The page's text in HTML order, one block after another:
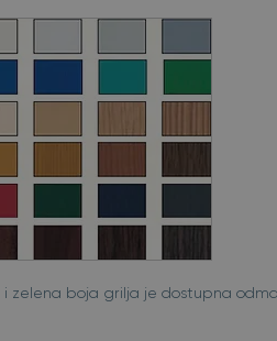
zelena boja grilja je dostupna